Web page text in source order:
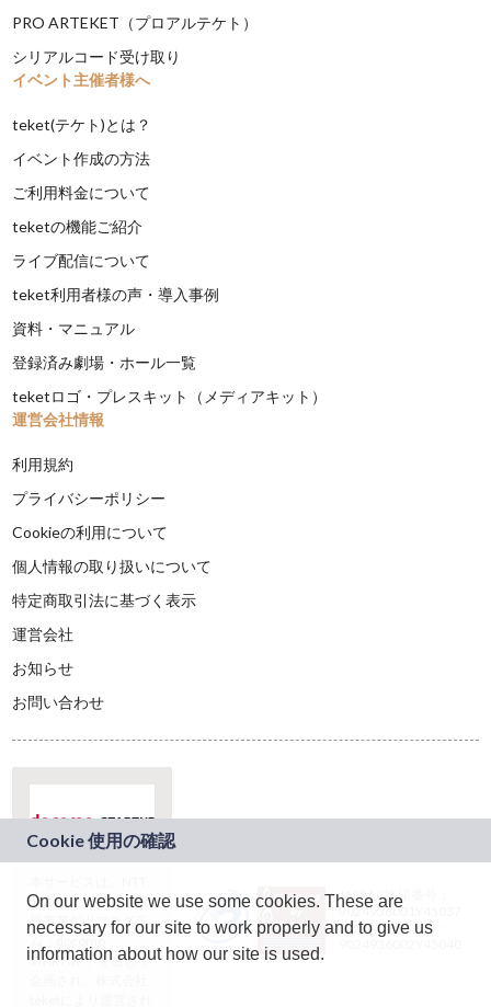
PRO ARTEKET（プロアルテケト）
シリアルコード受け取り
イベント主催者様へ
teket(テケト)とは？
イベント作成の方法
ご利用料金について
teketの機能ご紹介
ライブ配信について
teket利用者様の声・導入事例
資料・マニュアル
登録済み劇場・ホール一覧
teketロゴ・プレスキット（メディアキット）
運営会社情報
利用規約
プライバシーポリシー
Cookieの利用について
個人情報の取り扱いについて
特定商取引法に基づく表示
運営会社
お知らせ
お問い合わせ
ドコモグループの新
規事業創出プログラ
ム「docomo
STARTUP」を通じて
JASRAC許諾番号：
9024936001Y45037
JASRAC許諾番号：
On our website we use some cookies. These are
necessary for our site to work properly and to give us
information about how our site is used.